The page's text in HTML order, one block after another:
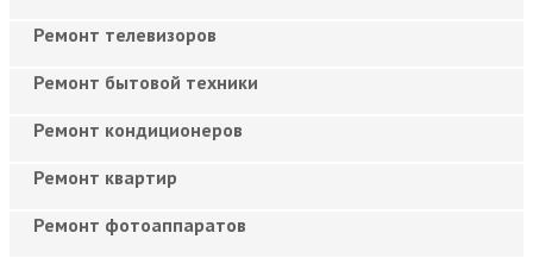
Ремонт телевизоров
Ремонт бытовой техники
Ремонт кондиционеров
Ремонт квартир
Ремонт фотоаппаратов